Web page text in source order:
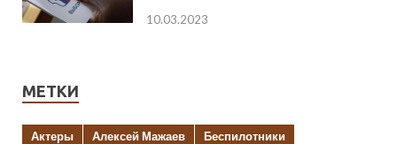
10.03.2023
МЕТКИ
Актеры Алексей Мажаев
Беспилотники